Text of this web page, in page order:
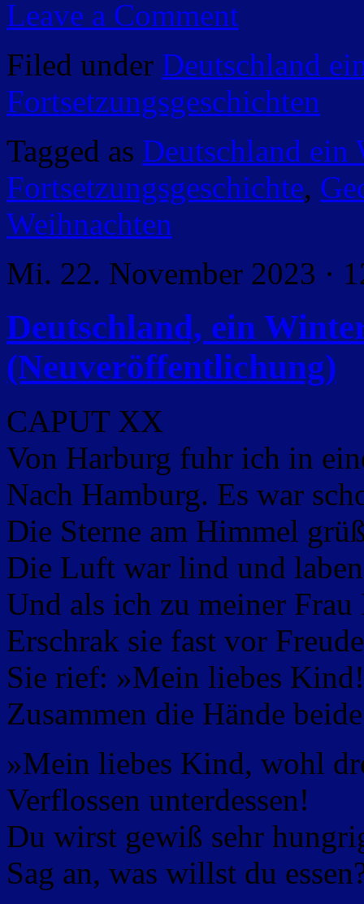
Leave a Comment
Filed under Deutschland
Fortsetzungsgeschichten
Tagged as Deutschland ein
Fortsetzungsgeschichte,
Weihnachten
Mi. 22. November 2023 ·
Deutschland, ein
(Neuveröffentlichung)
CAPUT XX
Von Harburg fuhr ich in
Nach Hamburg. Es war
Die Sterne am Himmel
Die Luft war lind und
Und als ich zu meiner
Erschrak sie fast vor
Sie rief: »Mein liebes
Zusammen die Hände
»Mein liebes Kind, wohl
Verflossen unterdessen!
Du wirst gewiß sehr
Sag an, was willst du